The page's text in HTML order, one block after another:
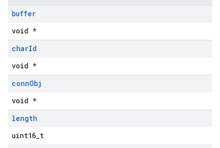
buffer
void *
charId
void *
connObj
void *
length
uint16_t